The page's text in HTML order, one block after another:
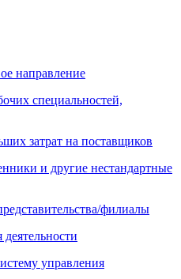
направление
специальностей,
затрат на поставщиков
и другие нестандартные
филиалы
управления